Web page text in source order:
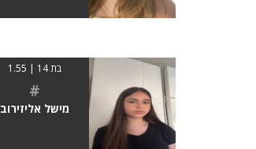
בת 14 | 1.55
#
מישל אליזירוב